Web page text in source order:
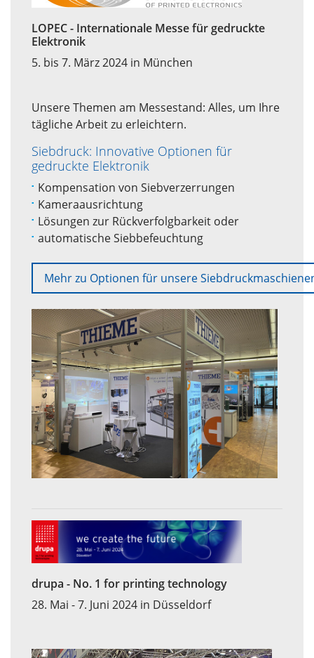
LOPEC - Internationale Messe für gedruckte
Elektronik
5. bis 7. März 2024 in München
Unsere Themen am Messestand: Alles, um Ihre
tägliche Arbeit zu erleichtern.
Siebdruck: Innovative Optionen für
gedruckte Elektronik
Kompensation von Siebverzerrungen
Kameraausrichtung
Lösungen zur Rückverfolgbarkeit oder
automatische Siebbefeuchtung
Mehr zu Optionen für unsere
drupa - No. 1 for printing technology
28. Mai - 7. Juni 2024 in Düsseldorf